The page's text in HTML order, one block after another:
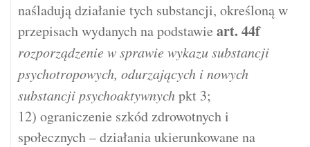
naśladują działanie tych substancji, określoną w
przepisach wydanych na podstawie art. 44f
rozporządzenie w sprawie wykazu substancji
psychotropowych, odurzających i nowych
substancji psychoaktywnychpkt 3;
12) ograniczenie szkód zdrowotnych i
społecznych – działania ukierunkowane na